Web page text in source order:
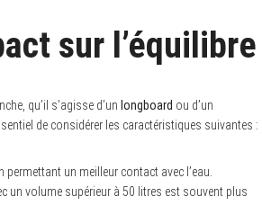
sur l’équilibre
qu’il s’agisse d’un longboard ou d’un
de considérer les caractéristiques suivantes :
un meilleur contact avec l’eau.
un volume supérieur à 50 litres est souvent plus